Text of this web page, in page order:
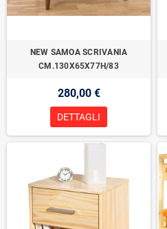
NEW SAMOA SCRIVANIA
CM.130X65X77H/83
280,00 €
DETTAGLI